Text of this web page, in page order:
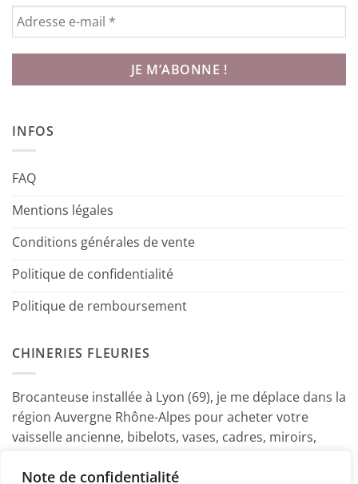
Note de confidentialité
INFOS
FAQ
Mentions légales
Conditions générales de vente
Politique de confidentialité
Politique de remboursement
CHINERIES FLEURIES
Brocanteuse installée à Lyon (69), je me déplace dans la
région Auvergne Rhône-Alpes pour acheter votre
vaisselle ancienne, bibelots, vases, cadres, miroirs,
Marine